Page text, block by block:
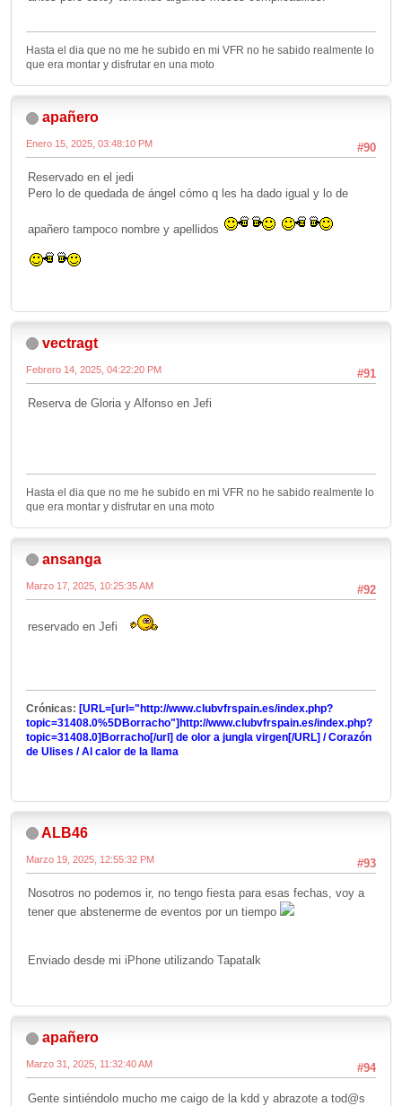
Hasta el dia que no me he subido en mi VFR no he sabido realmente lo
que era montar y disfrutar en una moto
apañero
#90
Enero 15, 2025, 03:48:10 PM
Reservado en el jedi
Pero lo de quedada de ángel cómo q les ha dado igual y lo de
apañero tampoco nombre y apellidos
vectragt
#91
Febrero 14, 2025, 04:22:20 PM
Reserva de Gloria y Alfonso en Jefi
Hasta el dia que no me he subido en mi VFR no he sabido realmente lo
que era montar y disfrutar en una moto
ansanga
#92
Marzo 17, 2025, 10:25:35 AM
reservado en Jefi
Crónicas: [URL=[url="http://www.clubvfrspain.es/index.php?
topic=31408.0%5DBorracho"]http://www.clubvfrspain.es/index.php?
topic=31408.0]Borracho[/url] de olor a jungla virgen[/URL] / Corazón
de Ulises / Al calor de la llama
ALB46
#93
Marzo 19, 2025, 12:55:32 PM
Nosotros no podemos ir, no tengo fiesta para esas fechas, voy a
tener que abstenerme de eventos por un tiempo
Enviado desde mi iPhone utilizando Tapatalk
apañero
#94
Marzo 31, 2025, 11:32:40 AM
Gente sintiéndolo mucho me caigo de la kdd y abrazote a tod@s